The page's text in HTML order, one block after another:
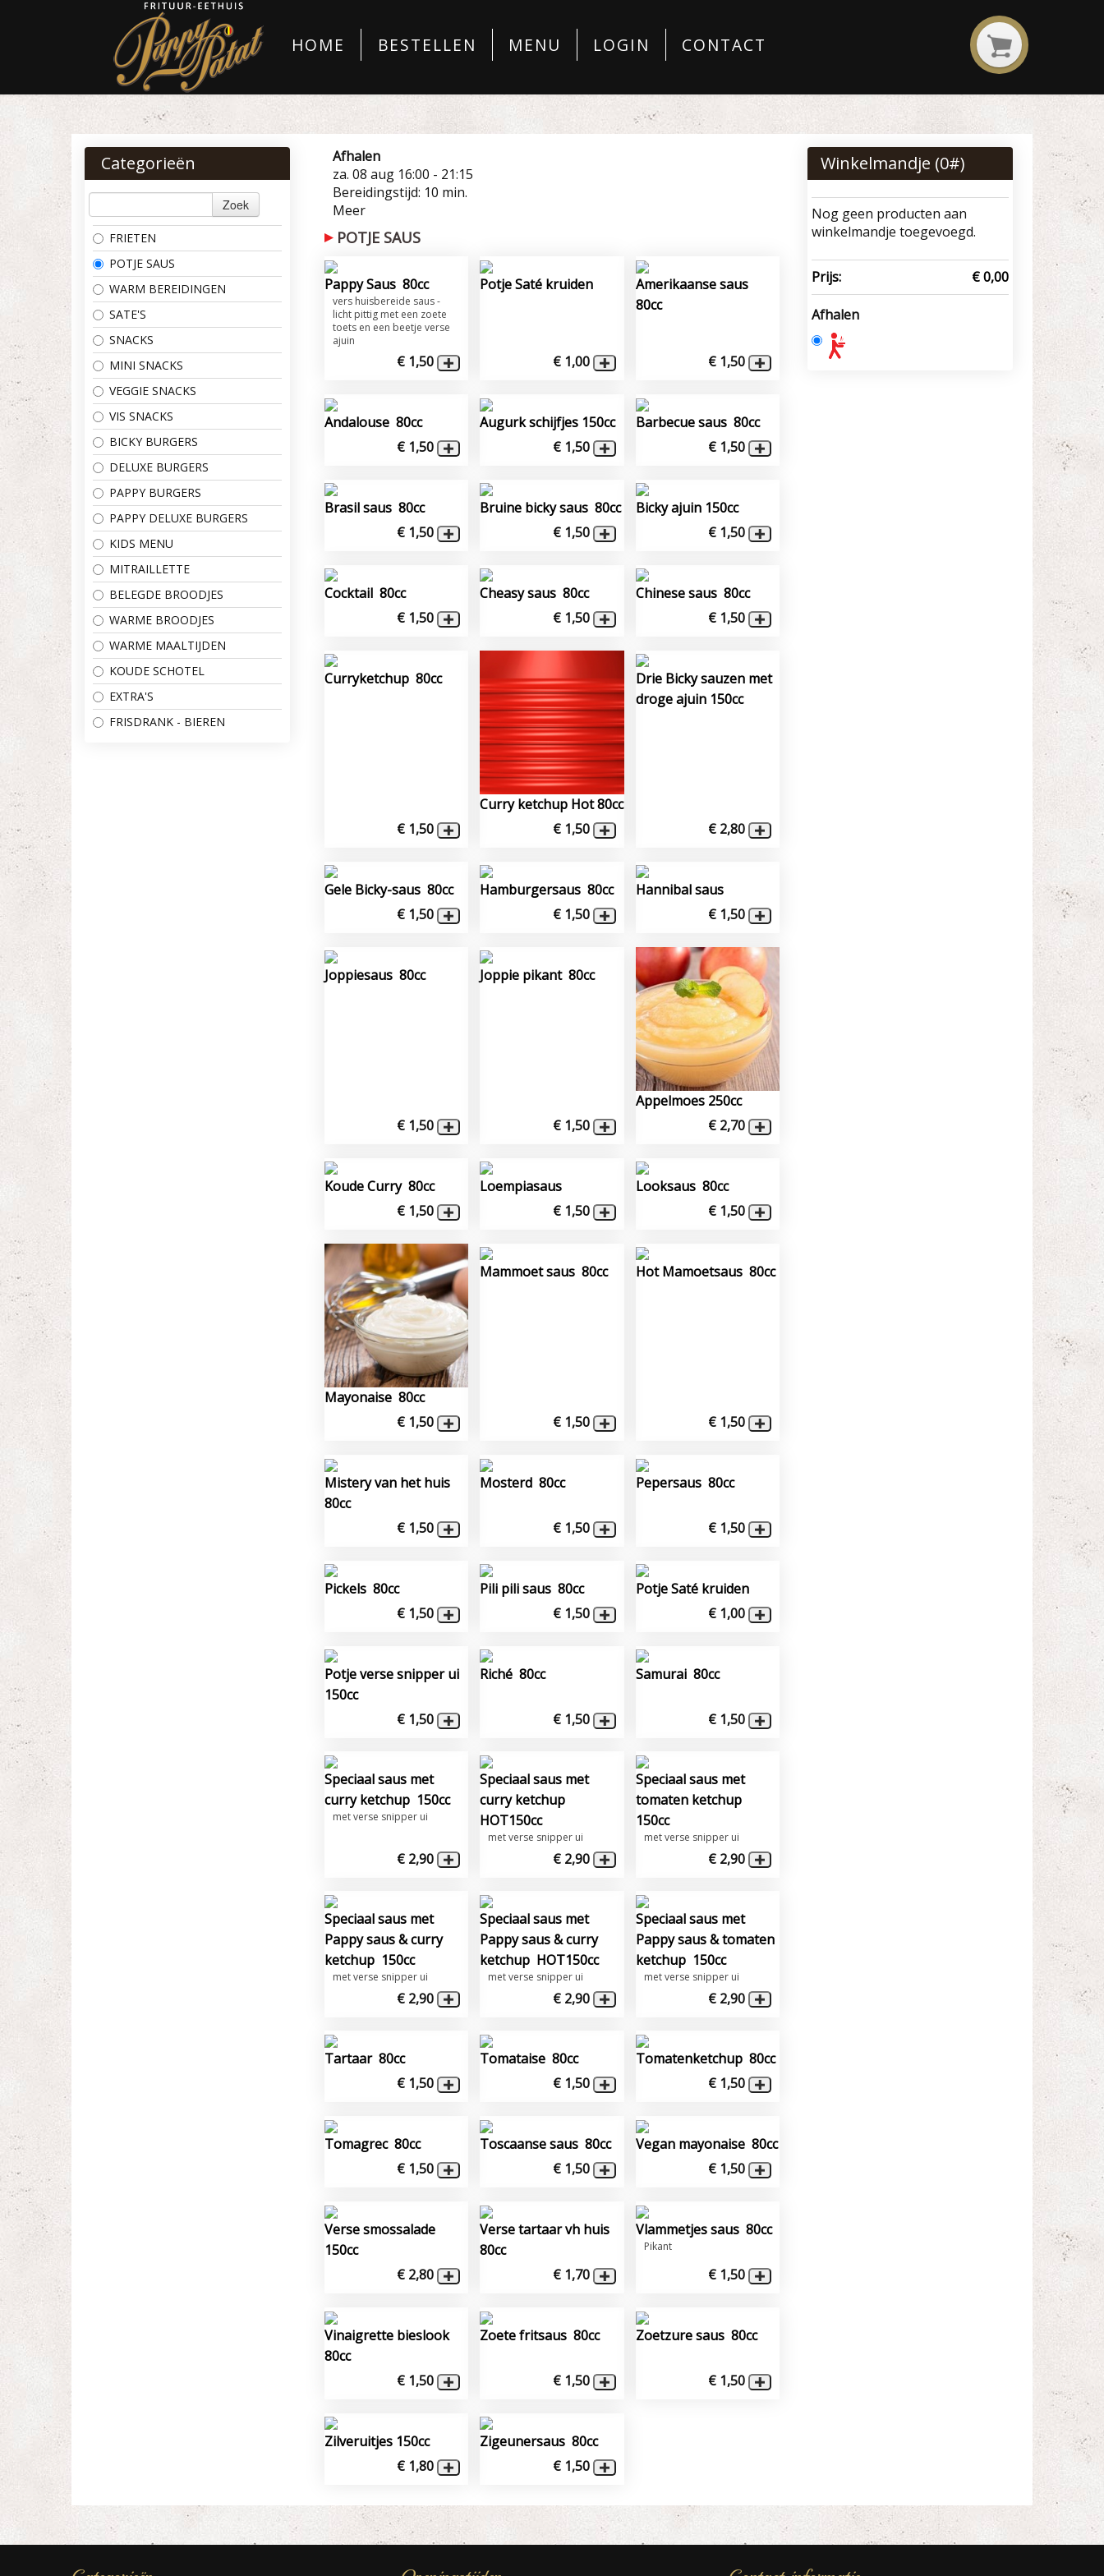
HOME BESTELLEN MENU LOGIN CONTACT
Categorieën
Zoek
FRIETEN
POTJE SAUS
WARM BEREIDINGEN
SATE'S
SNACKS
MINI SNACKS
VEGGIE SNACKS
VIS SNACKS
BICKY BURGERS
DELUXE BURGERS
PAPPY BURGERS
PAPPY DELUXE BURGERS
KIDS MENU
MITRAILLETTE
BELEGDE BROODJES
WARME BROODJES
WARME MAALTIJDEN
KOUDE SCHOTEL
EXTRA'S
FRISDRANK - BIEREN
Afhalen
za. 08 aug 16:00 - 21:15
Bereidingstijd: 10 min.
Meer
POTJE SAUS
Pappy Saus 80cc
vers huisbereide saus -
licht pittig met een zoete
toets en een beetje verse
ajuin
€ 1,50
Potje Saté kruiden
€ 1,00
Amerikaanse saus
80cc
€ 1,50
Andalouse 80cc
€ 1,50
Augurk schijfjes 150cc
€ 1,50
Barbecue saus 80cc
€ 1,50
Brasil saus 80cc
€ 1,50
Bruine bicky saus 80cc
€ 1,50
Bicky ajuin 150cc
€ 1,50
Cocktail 80cc
€ 1,50
Cheasy saus 80cc
€ 1,50
Chinese saus 80cc
€ 1,50
Curryketchup 80cc
€ 1,50
Curry ketchup Hot 80cc
€ 1,50
Drie Bicky sauzen met
droge ajuin 150cc
€ 2,80
Gele Bicky-saus 80cc
€ 1,50
Hamburgersaus 80cc
€ 1,50
Hannibal saus
€ 1,50
Joppiesaus 80cc
€ 1,50
Joppie pikant 80cc
€ 1,50
Appelmoes 250cc
€ 2,70
Koude Curry 80cc
€ 1,50
Loempiasaus
€ 1,50
Looksaus 80cc
€ 1,50
Mayonaise 80cc
€ 1,50
Mammoet saus 80cc
€ 1,50
Hot Mamoetsaus 80cc
€ 1,50
Mistery van het huis
80cc
€ 1,50
Mosterd 80cc
€ 1,50
Pepersaus 80cc
€ 1,50
Pickels 80cc
€ 1,50
Pili pili saus 80cc
€ 1,50
Potje Saté kruiden
€ 1,00
Potje verse snipper ui
150cc
€ 1,50
Riché 80cc
€ 1,50
Samurai 80cc
€ 1,50
Speciaal saus met
curry ketchup 150cc
met verse snipper ui
€ 2,90
Speciaal saus met
curry ketchup
HOT150cc
met verse snipper ui
€ 2,90
Speciaal saus met
tomaten ketchup
150cc
met verse snipper ui
€ 2,90
Speciaal saus met
Pappy saus & curry
ketchup 150cc
met verse snipper ui
€ 2,90
Speciaal saus met
Pappy saus & curry
ketchup HOT150cc
met verse snipper ui
€ 2,90
Speciaal saus met
Pappy saus & tomaten
ketchup 150cc
met verse snipper ui
€ 2,90
Tartaar 80cc
€ 1,50
Tomataise 80cc
€ 1,50
Tomatenketchup 80cc
€ 1,50
Tomagrec 80cc
€ 1,50
Toscaanse saus 80cc
€ 1,50
Vegan mayonaise 80cc
€ 1,50
Verse smossalade
150cc
€ 2,80
Verse tartaar vh huis
80cc
€ 1,70
Vlammetjes saus 80cc
Pikant
€ 1,50
Vinaigrette bieslook
80cc
€ 1,50
Zoete fritsaus 80cc
€ 1,50
Zoetzure saus 80cc
€ 1,50
Zilveruitjes 150cc
€ 1,80
Zigeunersaus 80cc
€ 1,50
Winkelmandje (0#)
Nog geen producten aan
winkelmandje toegevoegd.
Prijs: € 0,00
Afhalen